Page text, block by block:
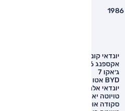
יונדאי קונה
אקספנג G6
ג׳אקו 7
BYD אטו 3
יונדאי אלנטרה
טויוטה יאריס קרוס
סקודה אוקטביה